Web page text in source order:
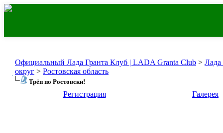
Официальный Лада Гранта Клуб | LADA Granta Club > Лада
округ > Ростовская область
Трёп по Ростовски!
Регистрация Галерея